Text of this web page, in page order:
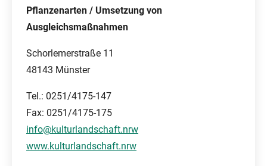
Pflanzenarten / Umsetzung von
Ausgleichsmaßnahmen
Schorlemerstraße 11
48143 Münster
Tel.: 0251/4175-147
Fax: 0251/4175-175
info@kulturlandschaft.nrw
www.kulturlandschaft.nrw